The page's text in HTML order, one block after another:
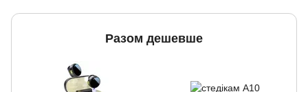
Разом дешевше